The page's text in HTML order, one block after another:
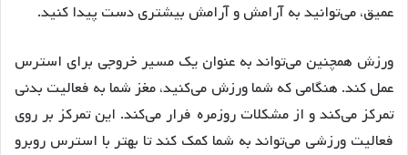
عمیق، می‌توانید به آرامش و آرامش بیشتری دست پیدا کنید.
ورزش همچنین می‌تواند به عنوان یک مسیر خروجی برای استرس
عمل کند. هنگامی که شما ورزش می‌کنید، مغز شما به فعالیت بدنی
تمرکز می‌کند و از مشکلات روزمره فرار می‌کند. این تمرکز بر روی
فعالیت ورزشی می‌تواند به شما کمک کند تا بهتر با استرس روبرو